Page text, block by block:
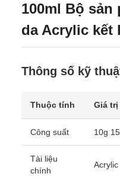
100ml Bộ sản
da Acrylic kết
Thông số kỹ
Thuộc tính Giá trị
Công suất 10g
Tài liệu
chính
Acrylic